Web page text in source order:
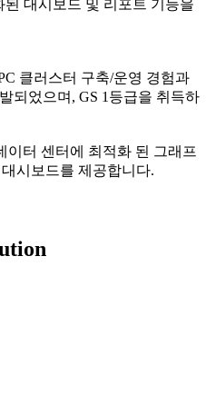
대시보드 및 리포트 기능을
클러스터 구축/운영 경험과
되었으며, GS 1등급을 취득하
이터 센터에 최적화 된 그래프
대시보드를 제공합니다.